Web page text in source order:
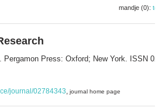
mandje (0):
Pergamon Press: Oxford; New York. ISSN
journal/02784343, journal home page